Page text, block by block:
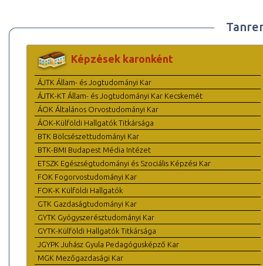
Képzések karonként
ÁJTK Állam- és Jogtudományi Kar
ÁJTK-KT Állam- és Jogtudományi Kar Kecskemét
ÁOK Általános Orvostudományi Kar
ÁOK-Külföldi Hallgatók Titkársága
BTK Bölcsészettudományi Kar
BTK-BMI Budapest Média Intézet
ETSZK Egészségtudományi és Szociális Képzési Kar
FOK Fogorvostudományi Kar
FOK-K Külföldi Hallgatók
GTK Gazdaságtudományi Kar
GYTK Gyógyszerésztudományi Kar
GYTK-Külföldi Hallgatók Titkársága
JGYPK Juhász Gyula Pedagógusképző Kar
MGK Mezőgazdasági Kar